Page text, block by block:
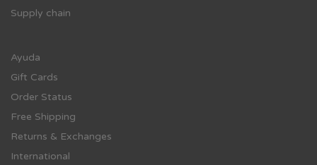
Supply chain
Ayuda
Gift Cards
Order Status
Free Shipping
Returns & Exchanges
International